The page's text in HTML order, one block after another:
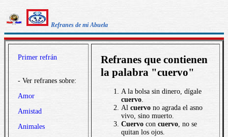
Refranes de mi Abuela
Primer refrán
- Ver refranes sobre:
Amor
Amistad
Animales
Refranes que contienen
la palabra "cuervo"
A la bolsa sin dinero, dígale
cuervo.
Al cuervo no agrada el asno
vivo, sino muerto.
Cuervo con cuervo, no se
quitan los ojos.